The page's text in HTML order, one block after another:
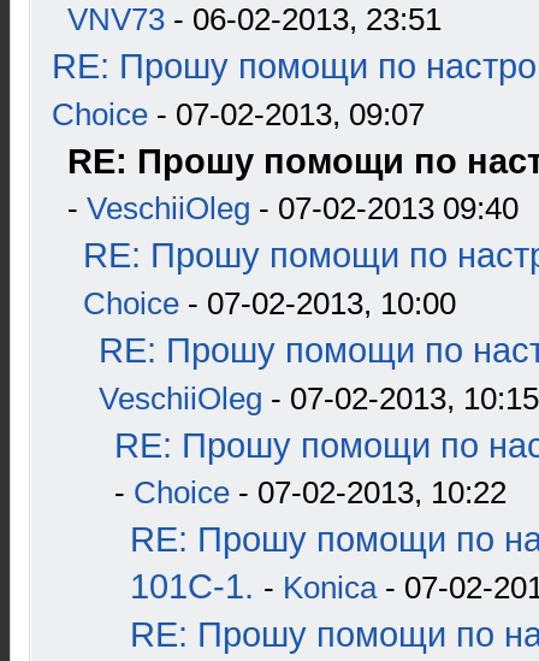
VNV73 - 06-02-2013, 23:51
RE: Прошу помощи по
Choice - 07-02-2013, 09:07
RE: Прошу помощи по
- VeschiiOleg - 07-02-2013 09:40
RE: Прошу помощи по
Choice - 07-02-2013, 10:00
RE: Прошу помощи по
VeschiiOleg - 07-02-2013, 10:15
RE: Прошу помощи по
- Choice - 07-02-2013, 10:22
RE: Прошу помощи по
101С-1. - Konica- 07-02-
RE: Прошу помощи по